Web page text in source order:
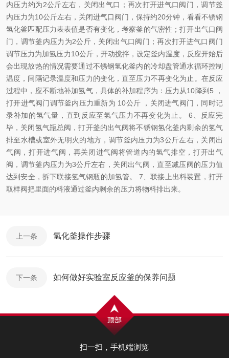
内压力约为2公斤左右，关闭出气口；再次打开进气口阀门，调节釜
内压力为10公斤左右，关闭进气口阀门，保持约20分钟，看看不锈钢
氢化釜匹配压力表表值是否有变化，考察釜的气密性；打开出气口阀
门，调节釜内压力为2公斤，关闭出气口阀门；再次打开进气口阀门
调节压力为加氢压力10公斤，开动搅拌，设定釜内温度，反应开始后
会出现放热的情况需要通过不锈钢氢化釜内的冷却盘管通水循环控制
温度，间隔记录温度和压力的变化，直至压力不再变化为止。在反应
过程中，应不断地补加氢气，具体的补加程序为：压力从10降到5 ，
打开进气阀门调节釜内压力重新为 10公斤 ，关闭进气阀门，同时记
录补加的氢气量，直到反应至氢气压力不再变化为止。 6、反应完
毕，关闭氢气瓶总阀，打开釜的出气阀将不锈钢氢化釜内剩余的氢气
排至水槽或室外无明火的地方，调节釜内压力为3公斤左右，关闭出
气阀，打开进气阀，再关闭进气阀将管道内的氢气排空，打开出气
阀，调节釜内压力为3公斤左右，关闭出气阀，直至减压阀的压力值
达到安全，拆下联接氢气钢瓶的加氢管。 7、联接上出料装置，打开
取样阀把里面的料液通过釜内剩余的压力将物料排出来。
上一条 氢化釜操作步骤
下一条 如何做好实验室反应釜的保养问题
扫一扫，手机端浏览